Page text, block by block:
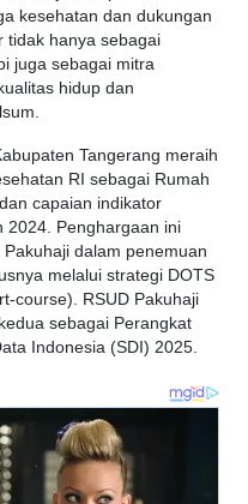
kesehatan dan dukungan
tidak hanya sebagai
juga sebagai mitra
hidup dan
Tangerang meraih
RI sebagai Rumah
capaian indikator
2024. Penghargaan ini
dalam penemuan
melalui strategi DOTS
course). RSUD Pakuhaji
sebagai Perangkat
Indonesia (SDI) 2025.